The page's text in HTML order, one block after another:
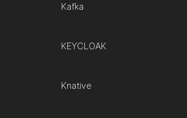
Kafka
KEYCLOAK
Knative